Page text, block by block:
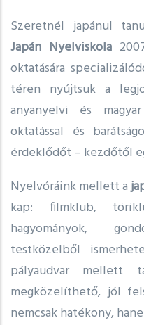
Szeretnél japánul
Japán Nyelviskola
oktatására
téren nyújtsuk a
anyanyelvi és
oktatással és
érdeklődőt – kezdőtől
Nyelvóráink mellett a
kap: filmklub,
hagyományok,
testközelből
pályaudvar mellett
megközelíthető, jól
nemcsak hatékony,